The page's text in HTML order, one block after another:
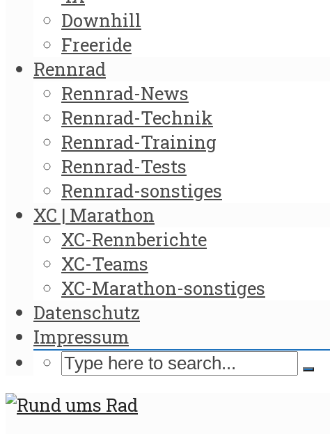
Downhill
Freeride
Rennrad
Rennrad-News
Rennrad-Technik
Rennrad-Training
Rennrad-Tests
Rennrad-sonstiges
XC | Marathon
XC-Rennberichte
XC-Teams
XC-Marathon-sonstiges
Datenschutz
Impressum